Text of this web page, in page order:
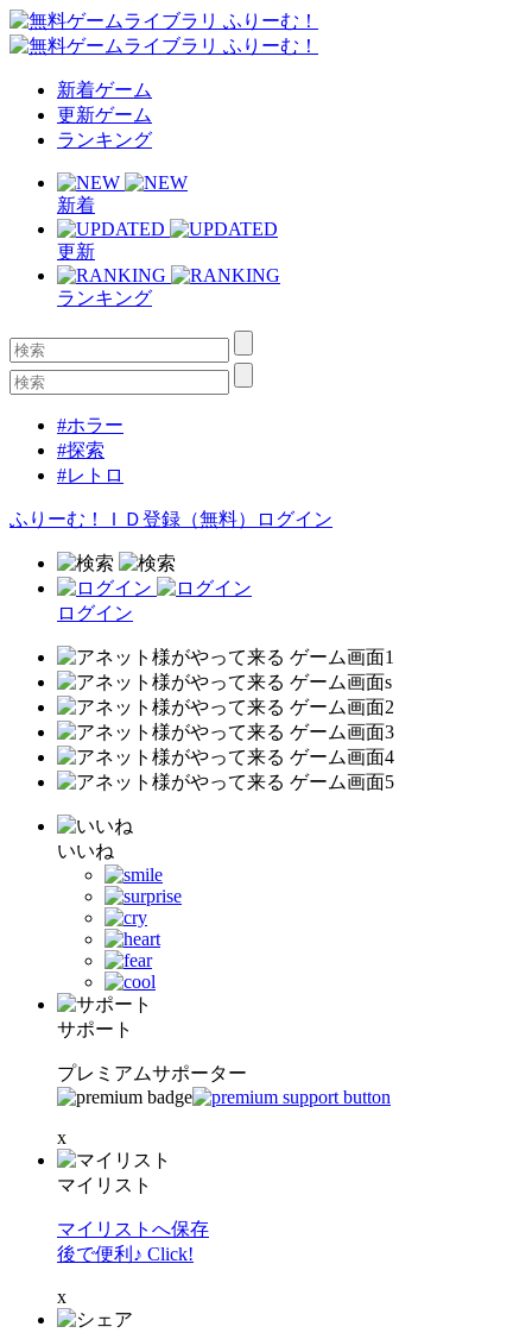
新着ゲーム
更新ゲーム
ランキング
新着
更新
ランキング
#ホラー
#探索
#レトロ
ふりーむ！ＩＤ登録（無料） ログイン
ログイン
いいね
サポート
プレミアムサポーター
x
マイリスト
マイリストへ保存
後で便利♪ Click!
x